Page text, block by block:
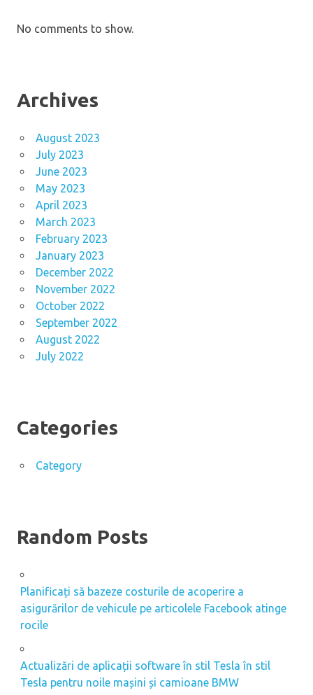
No comments to show.
Archives
August 2023
July 2023
June 2023
May 2023
April 2023
March 2023
February 2023
January 2023
December 2022
November 2022
October 2022
September 2022
August 2022
July 2022
Categories
Category
Random Posts
Planificați să bazeze costurile de acoperire a
asigurărilor de vehicule pe articolele Facebook atinge
rocile
Actualizări de aplicații software în stil Tesla în stil
Tesla pentru noile mașini și camioane BMW